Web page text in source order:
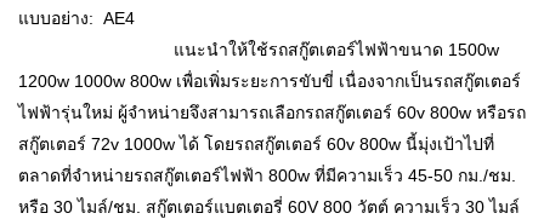
แบบอย่าง: AE4
แนะนำให้ใช้รถสกู๊ตเตอร์ไฟฟ้าขนาด 1500w
1200w 1000w 800w เพื่อเพิ่มระยะการขับขี่ เนื่องจากเป็นรถสกู๊ตเตอร์
ไฟฟ้ารุ่นใหม่ ผู้จำหน่ายจึงสามารถเลือกรถสกู๊ตเตอร์ 60v 800w หรือรถ
สกู๊ตเตอร์ 72v 1000w ได้ โดยรถสกู๊ตเตอร์ 60v 800w นี้มุ่งเป้าไปที่
ตลาดที่จำหน่ายรถสกู๊ตเตอร์ไฟฟ้า 800w ที่มีความเร็ว 45-50 กม./ชม.
หรือ 30 ไมล์/ชม. สกู๊ตเตอร์แบตเตอรี่ 60V 800 วัตต์ ความเร็ว 30 ไมล์